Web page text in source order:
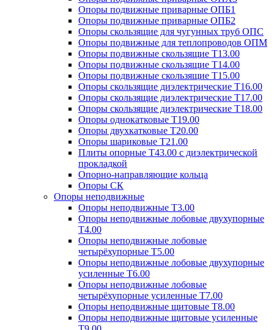
Опоры подвижные приварные ОПБ1
Опоры подвижные приварные ОПБ2
Опоры скользящие для чугунных труб ОПС
Опоры подвижные для теплопроводов ОПМ
Опоры подвижные скользящие Т13.00
Опоры подвижные скользящие Т14.00
Опоры подвижные скользящие Т15.00
Опоры скользящие диэлектрические Т16.00
Опоры скользящие диэлектрические Т17.00
Опоры скользящие диэлектрические Т18.00
Опоры однокатковые Т19.00
Опоры двухкатковые Т20.00
Опоры шариковые Т21.00
Плиты опорные Т43.00 с диэлектрической
прокладкой
Опорно-направляющие кольца
Опоры СК
Опоры неподвижные
Опоры неподвижные Т3.00
Опоры неподвижные лобовые двухупорные
Т4.00
Опоры неподвижные лобовые
четырёхупорные Т5.00
Опоры неподвижные лобовые двухупорные
усиленные Т6.00
Опоры неподвижные лобовые
четырёхупорные усиленные Т7.00
Опоры неподвижные щитовые Т8.00
Опоры неподвижные щитовые усиленные